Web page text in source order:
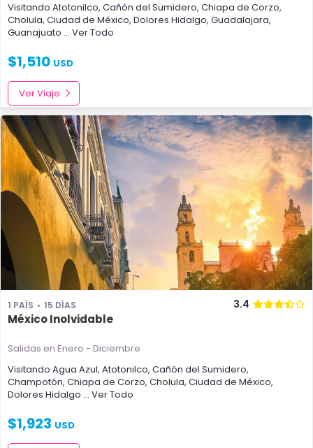
Visitando Atotonilco, Cañón del Sumidero, Chiapa de Corzo,
Cholula, Ciudad de México, Dolores Hidalgo, Guadalajara,
Guanajuato ... Ver Todo
$1,510 USD
Ver Viaje
1 PAÍS 15 DÍAS 3.4
México Inolvidable
Salidas en Enero - Diciembre
Visitando Agua Azul, Atotonilco, Cañón del Sumidero,
Champotón, Chiapa de Corzo, Cholula, Ciudad de México,
Dolores Hidalgo ... Ver Todo
$1,923 USD